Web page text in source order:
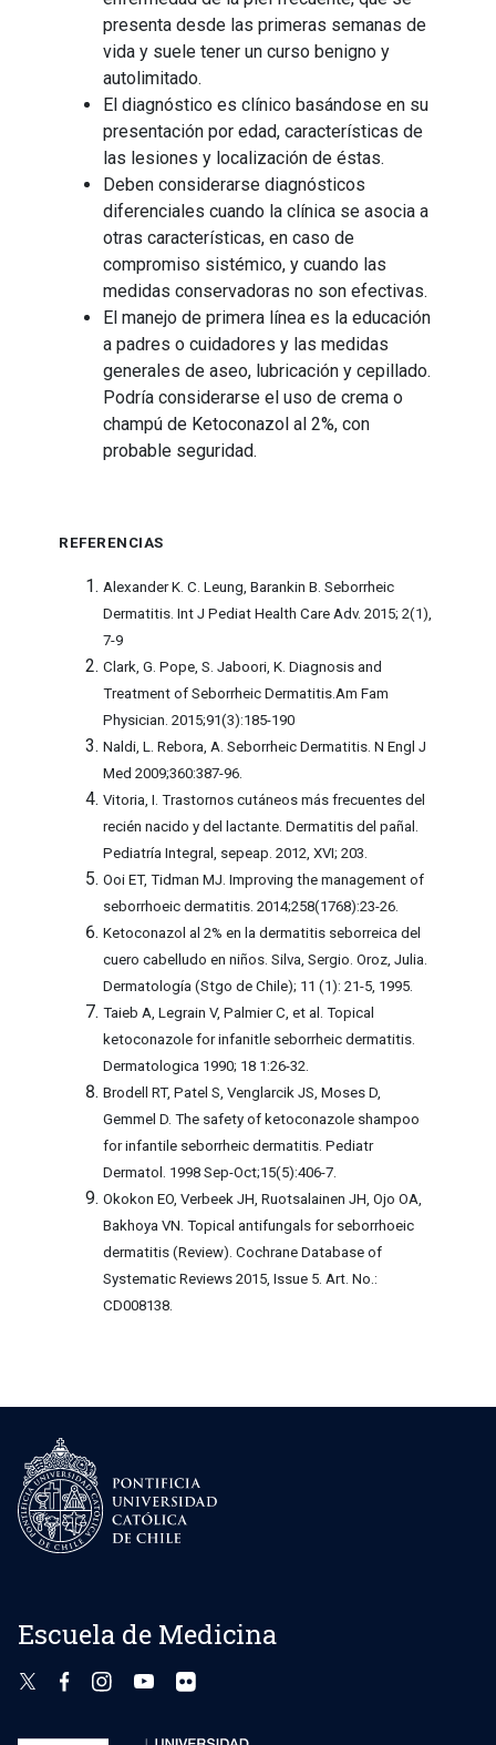
presenta desde las primeras semanas de
vida y suele tener un curso benigno y
autolimitado.
El diagnóstico es clínico basándose en su
presentación por edad, características de
las lesiones y localización de éstas.
Deben considerarse diagnósticos
diferenciales cuando la clínica se asocia a
otras características, en caso de
compromiso sistémico, y cuando las
medidas conservadoras no son efectivas.
El manejo de primera línea es la educación
a padres o cuidadores y las medidas
generales de aseo, lubricación y cepillado.
Podría considerarse el uso de crema o
champú de Ketoconazol al 2%, con
probable seguridad.
REFERENCIAS
Alexander K. C. Leung, Barankin B. Seborrheic
Dermatitis. Int J Pediat Health Care Adv. 2015; 2(1),
7-9
Clark, G. Pope, S. Jaboori, K. Diagnosis and
Treatment of Seborrheic Dermatitis.Am Fam
Physician. 2015;91(3):185-190
Naldi, L. Rebora, A. Seborrheic Dermatitis. N Engl J
Med 2009;360:387-96.
Vitoria, I. Trastornos cutáneos más frecuentes del
recién nacido y del lactante. Dermatitis del pañal.
Pediatría Integral, sepeap. 2012, XVI; 203.
Ooi ET, Tidman MJ. Improving the management of
seborrhoeic dermatitis. 2014;258(1768):23-26.
Ketoconazol al 2% en la dermatitis seborreica del
cuero cabelludo en niños. Silva, Sergio. Oroz, Julia.
Dermatología (Stgo de Chile); 11 (1): 21-5, 1995.
Taieb A, Legrain V, Palmier C, et al. Topical
ketoconazole for infanitle seborrheic dermatitis.
Dermatologica 1990; 18 1:26-32.
Brodell RT, Patel S, Venglarcik JS, Moses D,
Gemmel D. The safety of ketoconazole shampoo
for infantile seborrheic dermatitis. Pediatr
Dermatol. 1998 Sep-Oct;15(5):406-7.
Okokon EO, Verbeek JH, Ruotsalainen JH, Ojo OA,
Bakhoya VN. Topical antifungals for seborrhoeic
dermatitis (Review). Cochrane Database of
Systematic Reviews 2015, Issue 5. Art. No.:
CD008138.
Escuela de Medicina